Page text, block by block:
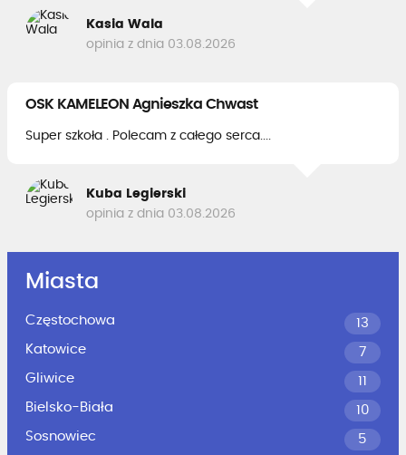
Kasia Wala
opinia z dnia 03.08.2026
OSK KAMELEON Agnieszka Chwast
Super szkoła . Polecam z całego serca....
Kuba Legierski
opinia z dnia 03.08.2026
Miasta
Częstochowa
13
Katowice
7
Gliwice
11
Bielsko-Biała
10
Sosnowiec
5